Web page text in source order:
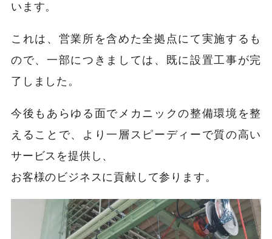
います。
これは、営業所を含めた全拠点にて実施するも
ので、一部につきましては、既に設置工事が完
了しました。
今後もあらゆる面でメカニックの整備環境を整
えることで、より一層スピーディーで質の高い
サービスを提供し、
お客様のビジネスに貢献して参ります。